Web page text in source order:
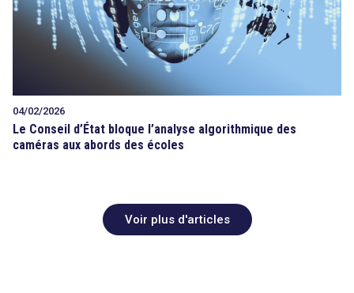
04/02/2026
Le Conseil d’État bloque l’analyse algorithmique des
caméras aux abords des écoles
Voir plus d'articles